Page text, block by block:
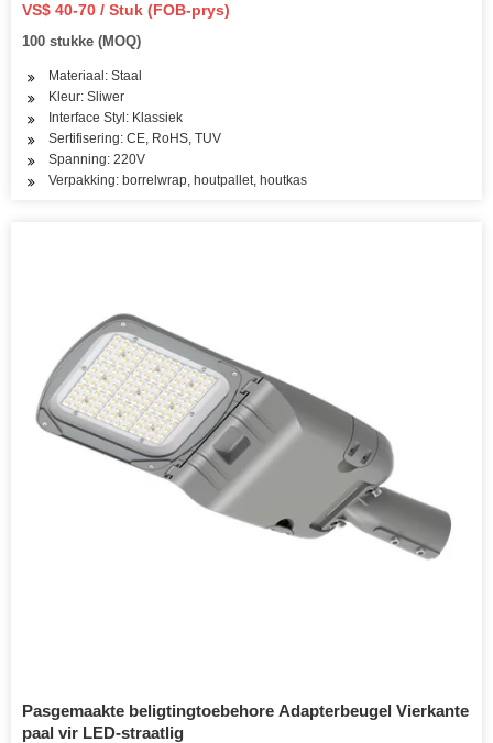
VS$ 40-70 / Stuk (FOB-prys)
100 stukke (MOQ)
Materiaal: Staal
Kleur: Sliwer
Interface Styl: Klassiek
Sertifisering: CE, RoHS, TUV
Spanning: 220V
Verpakking: borrelwrap, houtpallet, houtkas
Pasgemaakte beligtingtoebehore Adapterbeugel Vierkante
paal vir LED-straatlig